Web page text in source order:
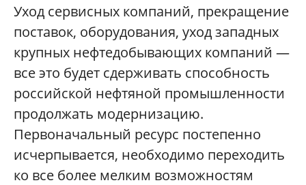
Уход сервисных компаний, прекращение
поставок, оборудования, уход западных
крупных нефтедобывающих компаний —
все это будет сдерживать способность
российской нефтяной промышленности
продолжать модернизацию.
Первоначальный ресурс постепенно
исчерпывается, необходимо переходить
ко все более мелким возможностям